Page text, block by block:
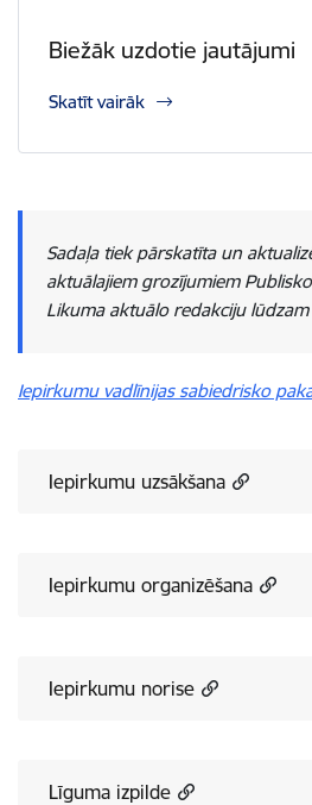
Biežāk uzdotie jautājumi
Skatīt vairāk
Sadaļa tiek pārskatīta un
aktuālajiem grozījumiem
Likuma aktuālo redakciju
Iepirkumu vadlīnijas sabiedrisko
Iepirkumu uzsākšana
Iepirkumu organizēšana
Iepirkumu norise
Līguma izpilde